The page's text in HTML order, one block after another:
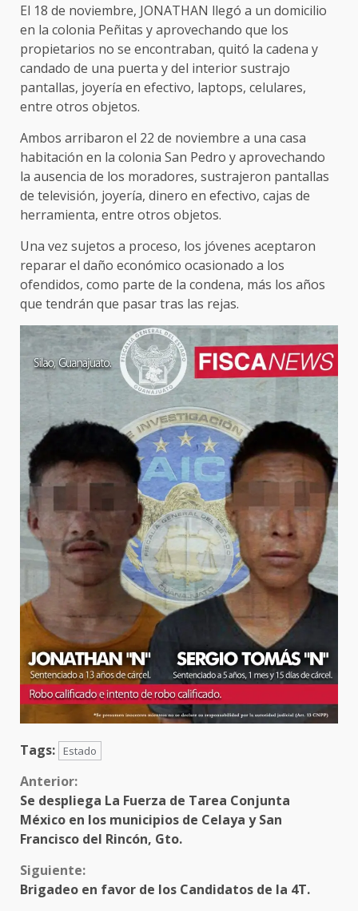
El 18 de noviembre, JONATHAN llegó a un domicilio
en la colonia Peñitas y aprovechando que los
propietarios no se encontraban, quitó la cadena y
candado de una puerta y del interior sustrajo
pantallas, joyería en efectivo, laptops, celulares,
entre otros objetos.
Ambos arribaron el 22 de noviembre a una casa
habitación en la colonia San Pedro y aprovechando
la ausencia de los moradores, sustrajeron pantallas
de televisión, joyería, dinero en efectivo, cajas de
herramienta, entre otros objetos.
Una vez sujetos a proceso, los jóvenes aceptaron
reparar el daño económico ocasionado a los
ofendidos, como parte de la condena, más los años
que tendrán que pasar tras las rejas.
Tags: Estado
Sigue
leyendo
Anterior:
Se despliega La Fuerza de Tarea Conjunta
México en los municipios de Celaya y San
Francisco del Rincón, Gto.
Siguiente:
Brigadeo en favor de los Candidatos de la 4T.